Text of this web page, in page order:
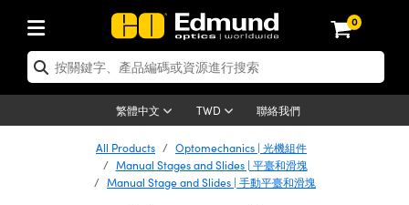
0
繁體中文 TWD 聯絡我們
| 光學產品
Diffusers | 窗鏡或擴散片
Optics | 雷射光學
| 雷射光窗鏡
| 光機組件
System | 光學籠式系統
Mounts | 台式光學安裝座
| 顯微鏡
| Mitutoyo 物鏡
| Olympus 物鏡
| 雷射
and Electronics | 雷射
Lenses | 成像鏡頭
Lenses | 定焦鏡頭
| 遠心鏡頭
(S-Mount Lenses) | M12 鏡頭 (S
| 相機
Cameras | Gigabit乙太網相
and Illumination | 照明
Lighting | 機器視覺光源
Lighting |顯微鏡照明
Lighting | 寬譜光源
Targets | 測試板
Targets | 解析度測試板
Targets | 畸變測試版
& Stage Micrometers | 圖像
and Detection | 測試與監測
| 光學度量
Solutions | 機器視覺方案
and Production | 實驗室和生產
| 清潔用品
Handling Tools | 零件夾持用品
應用選購
By Brand
Products | 新品專區
| 清倉品
| 清倉光學產品
| 清倉光機組件
Products | 重新認證產
| 重新認證光學產品
| 重新認證光機
All Products
Optomechanics | 光機組件
Manual Stages and Slides | 平臺和滑塊
Manual Stage and Slides | 手動平臺和滑塊